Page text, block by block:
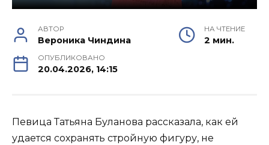
АВТОР
Вероника Чиндина
НА ЧТЕНИЕ
2 мин.
ОПУБЛИКОВАНО
20.04.2026, 14:15
Певица Татьяна Буланова рассказала, как ей
удается сохранять стройную фигуру, не